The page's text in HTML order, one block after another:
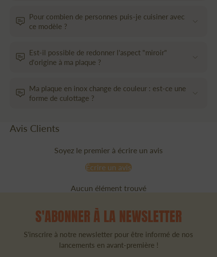
Pour combien de personnes puis-je cuisiner avec
ce modèle ?
Est-il possible de redonner l'aspect "miroir"
d'origine à ma plaque ?
Ma plaque en inox change de couleur : est-ce une
forme de culottage ?
Avis Clients
Soyez le premier à écrire un avis
Écrire un avis
Aucun élément trouvé
S'ABONNER À LA NEWSLETTER
S'inscrire à notre newsletter pour être informé de nos
lancements en avant-première !